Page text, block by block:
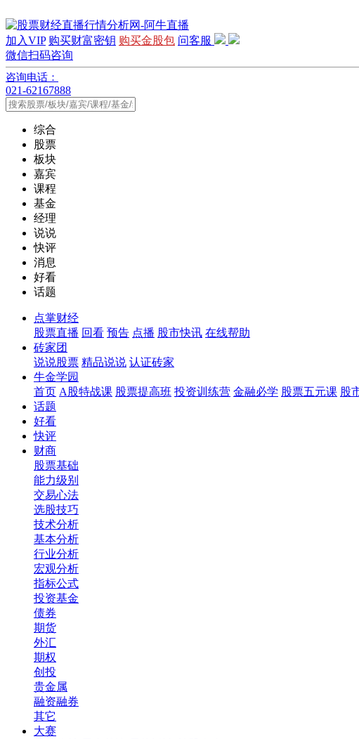
加入VIP 购买财富密钥 购买金股包 问客服
微信扫码咨询
咨询电话：
021-62167888
综合
股票
板块
嘉宾
课程
基金
经理
说说
快评
消息
好看
话题
点掌财经
股票直播 回看 预告 点播 股市快讯 在线帮助
砖家团
说说股票 精品说说 认证砖家
牛金学园
首页 A股特战课 股票提高班 投资训练营 金融必学 股票五元课 股
话题
好看
快评
财商
股票基础
能力级别
交易心法
选股技巧
技术分析
基本分析
行业分析
宏观分析
指标公式
投资基金
债券
期货
外汇
期权
创投
贵金属
融资融券
其它
大赛